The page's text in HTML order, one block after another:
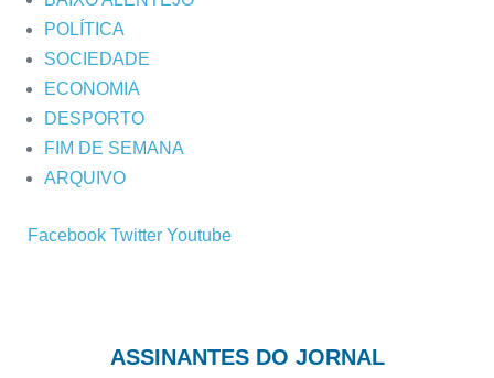
POLÍTICA
SOCIEDADE
ECONOMIA
DESPORTO
FIM DE SEMANA
ARQUIVO
Facebook Twitter Youtube
ASSINANTES DO JORNAL